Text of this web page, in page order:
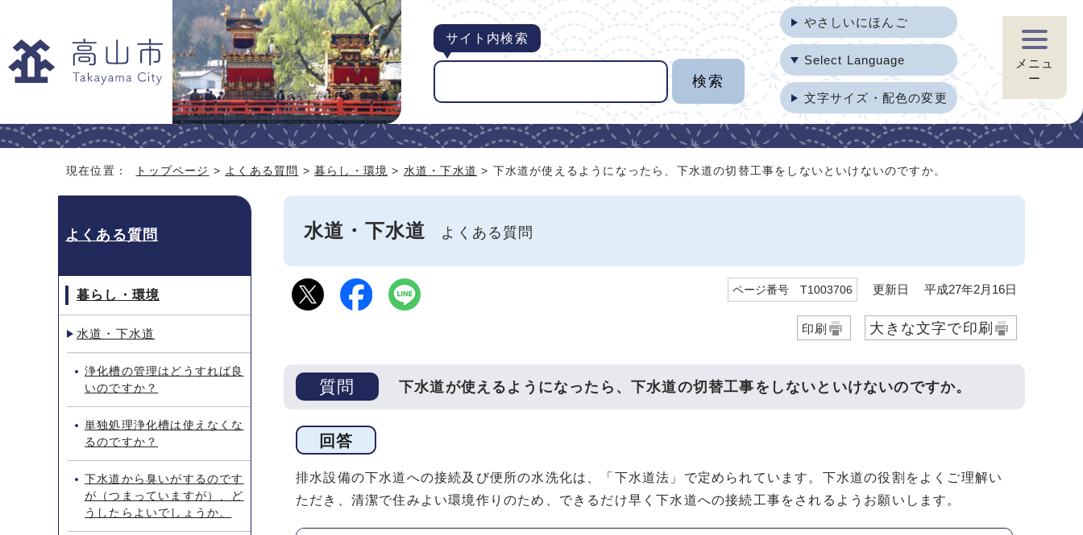
サイト内検索
やさしいにほんご
Select Language
文字サイズ・配色の変更
メニュ
ー
現在位置： トップページ > よくある質問 >暮らし・環境 > 水道・下水道 > 下水道が使えるようになったら、下水道の切替工事をしないといけないのですか。
水道・下水道 よくある質問
ページ番号 T1003706 更新日 平成27年2月16日
印刷 大きな文字で印刷
質問 下水道が使えるようになったら、下水道の切替工事をしないといけないのですか。
回答
排水設備の下水道への接続及び便所の水洗化は、「下水道法」で定められています。下水道の役割をよくご理解い
ただき、清潔で住みよい環境作りのため、できるだけ早く下水道への接続工事をされるようお願いします。
よくある質問
暮らし・環境
水道・下水道
浄化槽の管理はどうすれば良
いのですか？
単独処理浄化槽は使えなくな
るのですか？
下水道から臭いがするのです
が（つまっていますが）、ど
うしたらよいでしょうか。